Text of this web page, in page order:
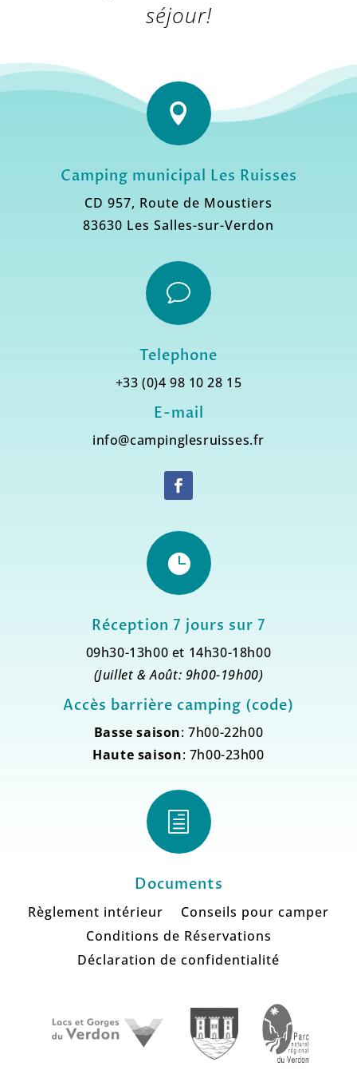
séjour!

Camping municipal Les Ruisses
CD 957, Route de Moustiers
83630 Les Salles-sur-Verdon
v
Telephone
+33 (0)4 98 10 28 15
E-mail
info@campinglesruisses.fr

Réception 7 jours sur 7
09h30-13h00 et 14h30-18h00
(Juillet & Août: 9h00-19h00)
Accès barrière camping (code)
Basse saison: 7h00-22h00
Haute saison: 7h00-23h00
h
Documents
Règlement intérieur
Conseils pour camper
Conditions de Réservations
Déclaration de confidentialité